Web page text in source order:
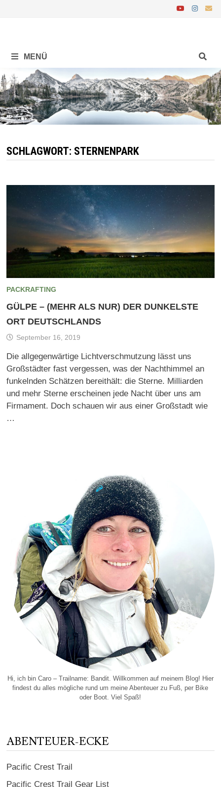
MENÜ
SCHLAGWORT: STERNENPARK
PACKRAFTING
GÜLPE – (MEHR ALS NUR) DER DUNKELSTE
ORT DEUTSCHLANDS
September 16, 2019
Die allgegenwärtige Lichtverschmutzung lässt uns
Großstädter fast vergessen, was der Nachthimmel an
funkelnden Schätzen bereithält: die Sterne. Milliarden
und mehr Sterne erscheinen jede Nacht über uns am
Firmament. Doch schauen wir aus einer Großstadt wie
…
Hi, ich bin Caro – Trailname: Bandit. Willkommen auf meinem Blog! Hier
findest du alles mögliche rund um meine Abenteuer zu Fuß, per Bike
oder Boot. Viel Spaß!
ABENTEUER-ECKE
Pacific Crest Trail
Pacific Crest Trail Gear List